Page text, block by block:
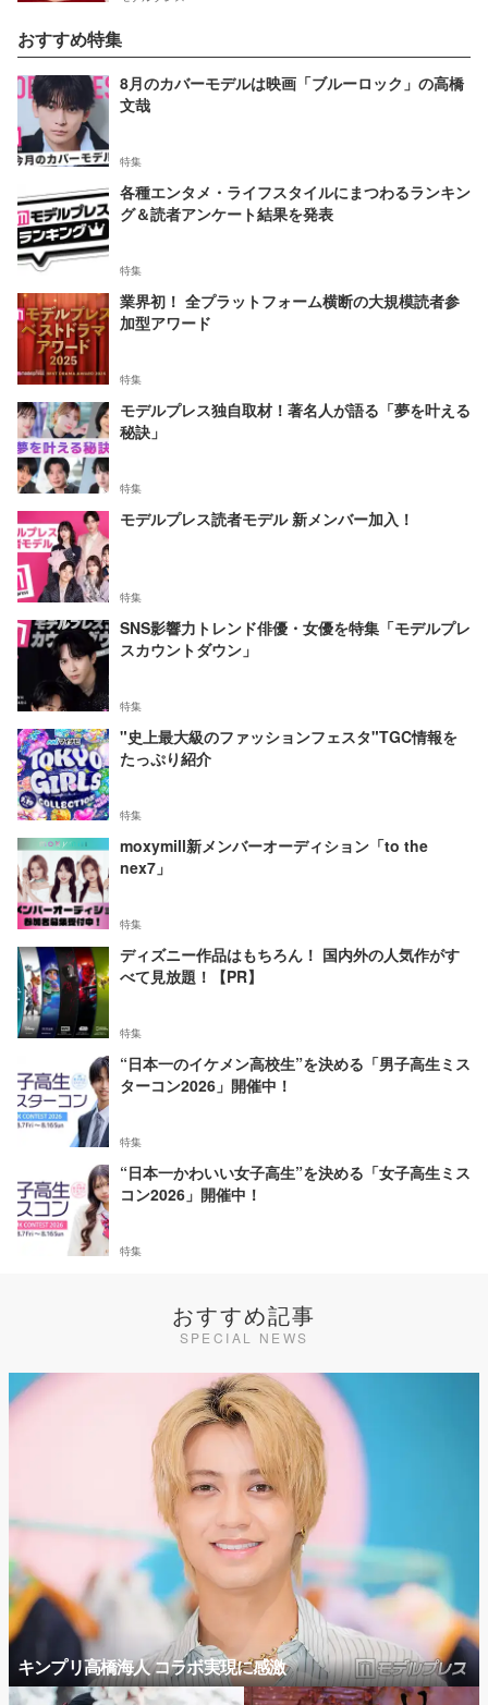
おすすめ特集
8月のカバーモデルは映画「ブルーロック」の高橋
文哉
特集
各種エンタメ・ライフスタイルにまつわるランキン
グ＆読者アンケート結果を発表
特集
業界初！ 全プラットフォーム横断の大規模読者参
加型アワード
特集
モデルプレス独自取材！著名人が語る「夢を叶える
秘訣」
特集
モデルプレス読者モデル 新メンバー加入！
特集
SNS影響力トレンド俳優・女優を特集「モデルプレ
スカウントダウン」
特集
"史上最大級のファッションフェスタ"TGC情報を
たっぷり紹介
特集
moxymill新メンバーオーディション「to the
nex7」
特集
ディズニー作品はもちろん！ 国内外の人気作がす
べて見放題！【PR】
特集
“日本一のイケメン高校生”を決める「男子高生ミス
ターコン2026」開催中！
特集
“日本一かわいい女子高生”を決める「女子高生ミス
コン2026」開催中！
特集
おすすめ記事
SPECIAL NEWS
キンプリ高橋海人 コラボ実現に感激